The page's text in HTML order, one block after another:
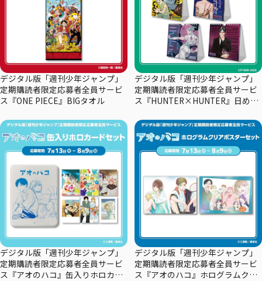
デジタル版「週刊少年ジャンプ」
定期購読者限定応募者全員サービ
ス『ONE PIECE』BIGタオル
デジタル版「週刊少年ジャンプ」
定期購読者限定応募者全員サービ
ス『HUNTER×HUNTER』日めく
デジタル版「週刊少年ジャンプ」
定期購読者限定応募者全員サービ
ス『アオのハコ』缶入りホロカー
デジタル版「週刊少年ジャンプ」
定期購読者限定応募者全員サービ
ス『アオのハコ』ホログラムクリ